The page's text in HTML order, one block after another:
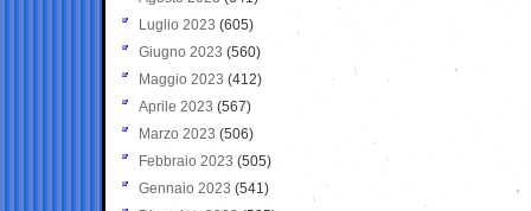
Luglio 2023 (605)
Giugno 2023 (560)
Maggio 2023 (412)
Aprile 2023 (567)
Marzo 2023 (506)
Febbraio 2023 (505)
Gennaio 2023 (541)